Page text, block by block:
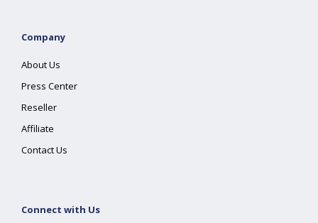
Company
About Us
Press Center
Reseller
Affiliate
Contact Us
Connect with Us